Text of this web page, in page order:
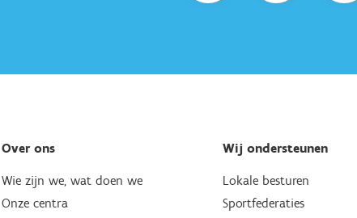
Over ons
Wie zijn we, wat doen we
Onze centra
Wij ondersteunen
Lokale besturen
Sportfederaties